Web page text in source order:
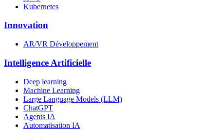
Kubernetes
Innovation
AR/VR Développement
Intelligence Artificielle
Deep learning
Machine Learning
Large Language Models (LLM)
ChatGPT
Agents IA
Automatisation IA